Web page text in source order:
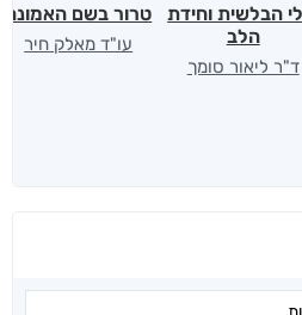
הבלשית וחידת
הלב
ד"ר ליאור סומך
טרור בשם האמונה
עו"ד מאלק חיר